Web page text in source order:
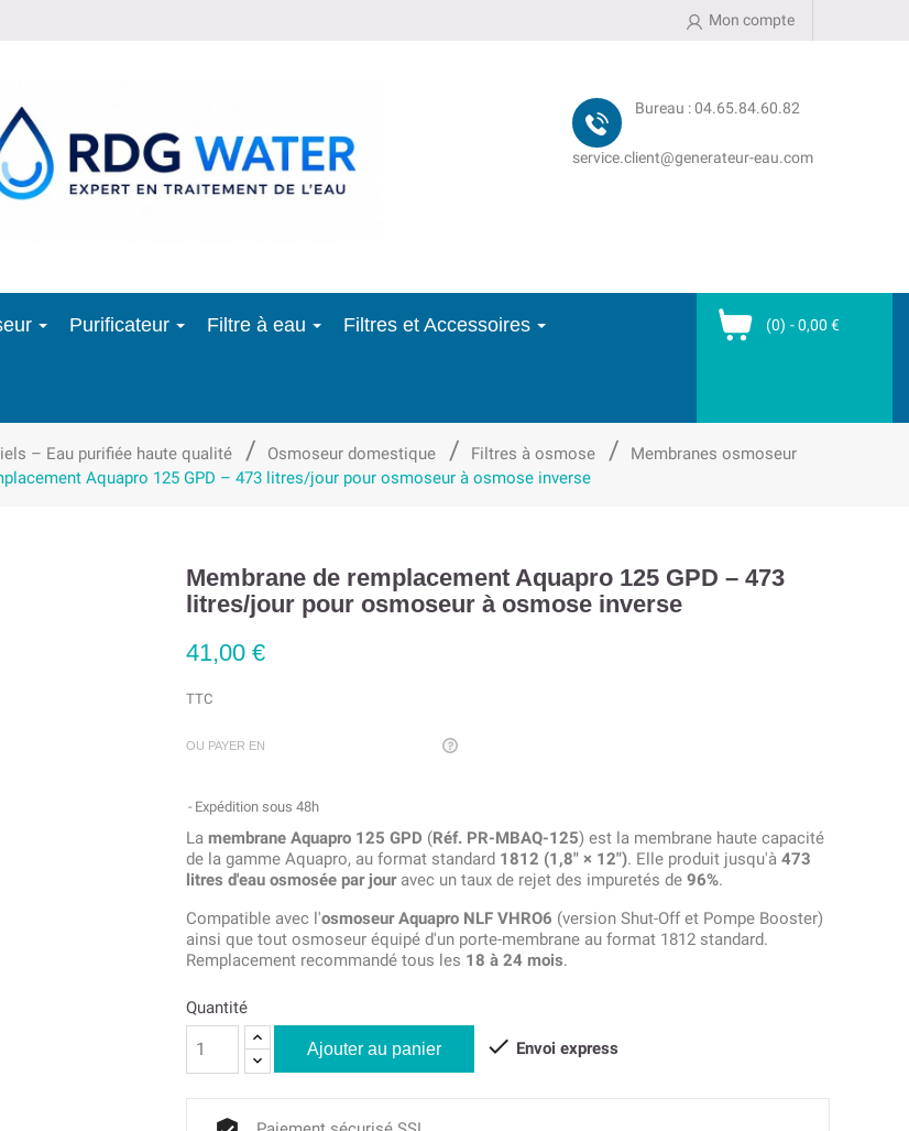
Mon compte
Bureau : 04.65.84.60.82
service.client@generateur-eau.com
Purificateur Filtre à eau Filtres et Accessoires (0) - 0,00 €
– Eau purifiée haute qualité Osmoseur domestique Filtres à osmose
Membranes osmoseur
Aquapro 125 GPD – 473 litres/jour pour osmoseur à osmose inverse
Membrane de remplacement Aquapro 125 GPD – 473
litres/jour pour osmoseur à osmose inverse
41,00 €
TTC
OU PAYER EN
Expédition sous 48h
La membrane Aquapro 125 GPD (Réf. PR-MBAQ-125) est la membrane haute capacité
de la gamme Aquapro, au format standard 1812 (1,8″ × 12″). Elle produit jusqu'à 473
litres d'eau osmosée par jouravec un taux de rejet des impuretés de 96%.
Compatible avec l'osmoseur Aquapro NLF VHRO6 (version Shut-Off et Pompe Booster)
ainsi que tout osmoseur équipé d'un porte-membrane au format 1812 standard.
Remplacement recommandé tous les 18 à 24 mois.
Quantité
Ajouter au panier  Envoi express